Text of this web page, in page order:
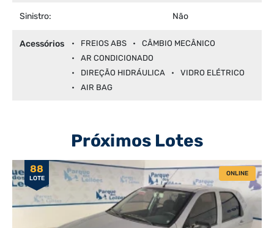
Sinistro: Não
Acessórios FREIOS ABS
CÂMBIO MECÂNICO
AR CONDICIONADO
DIREÇÃO HIDRÁULICA
VIDRO ELÉTRICO
AIR BAG
Próximos Lotes
88
LOTE
ONLINE